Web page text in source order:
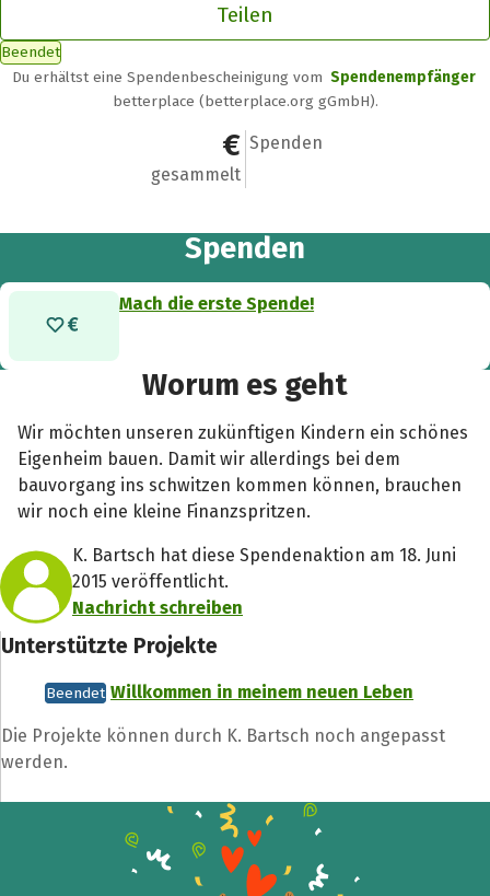
Teilen
Beendet
Du erhältst eine Spendenbescheinigung vom Spendenempfänger
betterplace (betterplace.org gGmbH).
0 €
gesammelt
0
Spenden
Spenden
Mach die erste Spende!
Worum es geht
Wir möchten unseren zukünftigen Kindern ein schönes
Eigenheim bauen. Damit wir allerdings bei dem
bauvorgang ins schwitzen kommen können, brauchen
wir noch eine kleine Finanzspritzen.
K. Bartsch hat diese Spendenaktion am 18. Juni
2015 veröffentlicht.
Nachricht schreiben
Unterstützte Projekte
Beendet Willkommen in meinem neuen Leben
Die Projekte können durch K. Bartsch noch angepasst
werden.